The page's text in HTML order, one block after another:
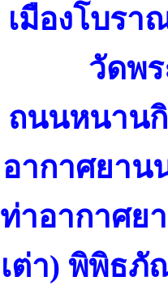
เมืองโบรา
วัดพ
ถนนหนาน
อากาศยาน
ท่าอากาศย
เต่า) พิพิธภั